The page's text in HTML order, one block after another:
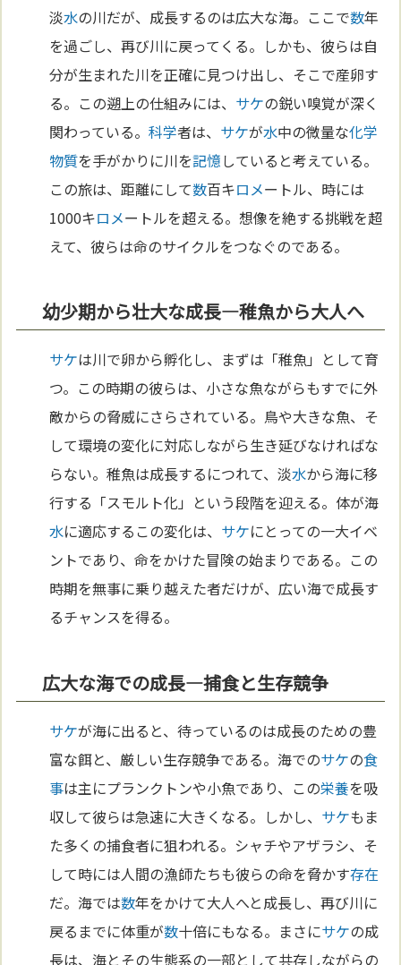
淡水の川だが、成長するのは広大な海。ここで数年
を過ごし、再び川に戻ってくる。しかも、彼らは自
分が生まれた川を正確に見つけ出し、そこで産卵す
る。この遡上の仕組みには、 サケの鋭い嗅覚が深く
関わっている。科学者は、 サケが水中の微量な化学
物質を手がかりに川を記憶していると考えている。
この旅は、距離にして数百キロメートル、時には
1000キロメートルを超える。想像を絶する挑戦を超
えて、彼らは命のサイクルをつなぐのである。
幼少期から壮大な成長—稚魚から大人へ
サケは川で卵から孵化し、まずは「稚魚」として育
つ。この時期の彼らは、小さな魚ながらもすでに外
敵からの脅威にさらされている。鳥や大きな魚、そ
して環境の変化に対応しながら生き延びなければな
らない。稚魚は成長するにつれて、淡水から海に移
行する「スモルト化」という段階を迎える。体が海
水に適応するこの変化は、 サケにとっての一大イベ
ントであり、命をかけた冒険の始まりである。この
時期を無事に乗り越えた者だけが、広い海で成長す
るチャンスを得る。
広大な海での成長—捕食と生存競争
サケが海に出ると、待っているのは成長のための豊
富な餌と、厳しい生存競争である。海でのサケの食
事は主にプランクトンや小魚であり、この栄養を吸
収して彼らは急速に大きくなる。しかし、 サケもま
た多くの捕食者に狙われる。シャチやアザラシ、そ
して時には人間の漁師たちも彼らの命を脅かす存在
だ。海では数年をかけて大人へと成長し、再び川に
戻るまでに体重が数十倍にもなる。まさにサケの成
長は、海とその生態系の一部として共存しながらの